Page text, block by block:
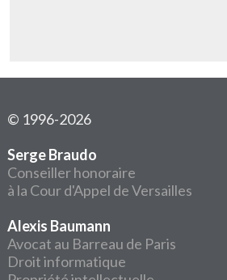
© 1996-2026
Serge Braudo
Conseiller honoraire
à la Cour d'Appel de Versailles
Alexis Baumann
Avocat au Barreau de Paris
Droit informatique